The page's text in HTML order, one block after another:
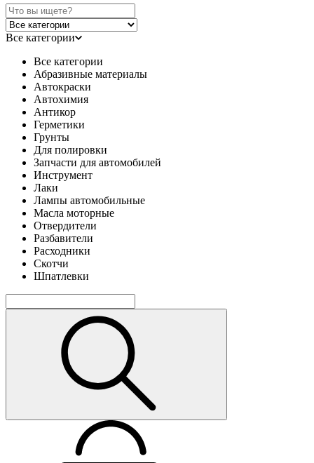
Все категории
Все категории
Абразивные материалы
Автокраски
Автохимия
Антикор
Герметики
Грунты
Для полировки
Запчасти для автомобилей
Инструмент
Лаки
Лампы автомобильные
Масла моторные
Отвердители
Разбавители
Расходники
Скотчи
Шпатлевки